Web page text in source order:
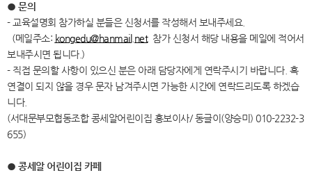
● 문의
- 교육설명회 참가하실 분들은 신청서를 작성해서 보내주세요.
(메일주소: kongedu@hanmail.net참가 신청서 해당 내용을 메일에 적어서
보내주시면 됩니다.)
- 직접 문의할 사항이 있으신 분은 아래 담당자에게 연락주시기 바랍니다. 혹
연결이 되지 않을 경우 문자 남겨주시면 가능한 시간에 연락드리도록 하겠습
니다.
(서대문부모협동조합 콩세알어린이집 홍보이사/ 동글이(양승미) 010-2232-3
655)
● 콩세알 어린이집 카페